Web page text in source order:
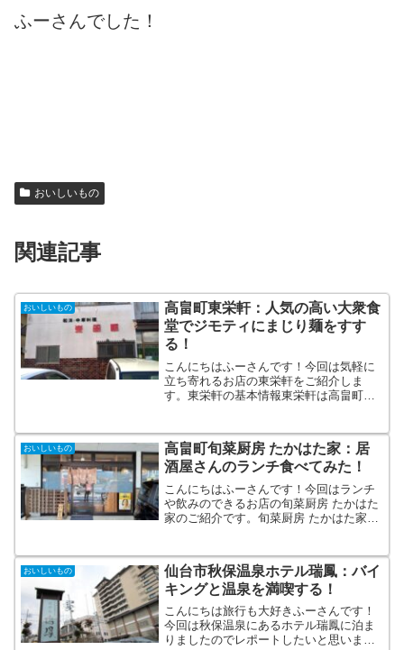
ふーさんでした！
おいしいもの
関連記事
おいしいもの
高畠町東栄軒：人気の高い大衆食
堂でジモティにまじり麺をすす
る！
こんにちはふーさんです！今回は気軽に
立ち寄れるお店の東栄軒をご紹介しま
す。東栄軒の基本情報東栄軒は高畠町の
で、地元の方の支持率が高いお店になり
ます。 東栄軒TEL 02...
おいしいもの
高畠町旬菜厨房 たかはた家：居
酒屋さんのランチ食べてみた！
こんにちはふーさんです！今回はランチ
や飲みのできるお店の旬菜厨房 たかはた
家のご紹介です。旬菜厨房 たかはた家の
もいいお店です。 旬菜厨房 たかはた家
TEL 0238...
おいしいもの
仙台市秋保温泉ホテル瑞鳳：バイ
キングと温泉を満喫する！
こんにちは旅行も大好きふーさんです！
今回は秋保温泉にあるホテル瑞鳳に泊ま
りましたのでレポートしたいと思いま